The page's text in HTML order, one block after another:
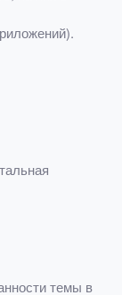
темы в